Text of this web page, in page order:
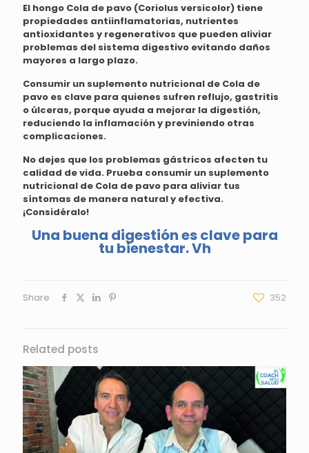
El hongo Cola de pavo (Coriolus versicolor) tiene
propiedades antiinflamatorias, nutrientes
antioxidantes y regenerativos que pueden aliviar
problemas del sistema digestivo evitando daños
mayores a largo plazo.
Consumir un suplemento nutricional de Cola de
pavo es clave para quienes sufren reflujo, gastritis
o úlceras, porque ayuda a mejorar la digestión,
reduciendo la inflamación y previniendo otras
complicaciones.
No dejes que los problemas gástricos afecten tu
calidad de vida. Prueba consumir un suplemento
nutricional de Cola de pavo para aliviar tus
síntomas de manera natural y efectiva.
¡Considéralo!
Una buena digestión es clave para
tu bienestar. Vh
Share 352
Related posts